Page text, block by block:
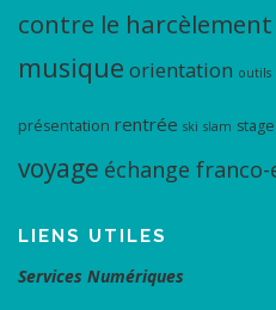
contre le harcèlement
musique orientation outils
présentation rentrée ski slam stage
voyage échange
LIENS UTILES
Services Numériques